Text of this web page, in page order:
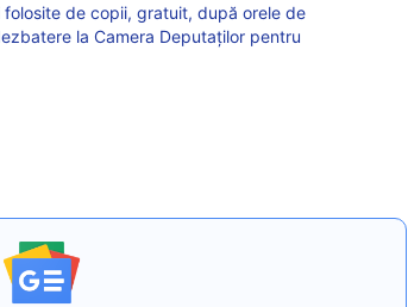
de copii, gratuit, după orele de
la Camera Deputaților pentru